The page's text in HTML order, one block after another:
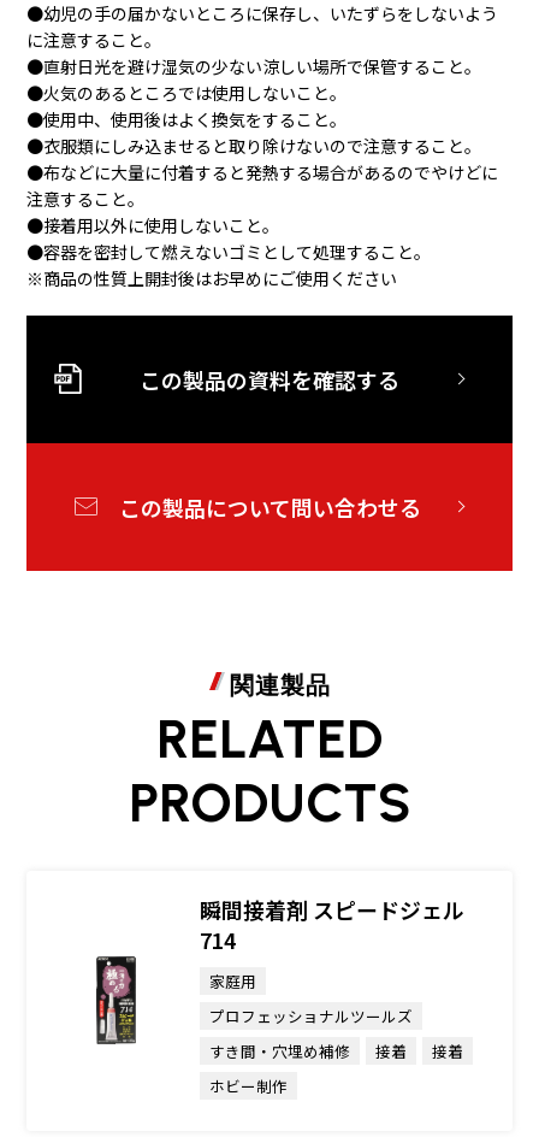
●幼児の手の届かないところに保存し、いたずらをしないよう
に注意すること。
●直射日光を避け湿気の少ない涼しい場所で保管すること。
●火気のあるところでは使用しないこと。
●使用中、使用後はよく換気をすること。
●衣服類にしみ込ませると取り除けないので注意すること。
●布などに大量に付着すると発熱する場合があるのでやけどに
注意すること。
●接着用以外に使用しないこと。
●容器を密封して燃えないゴミとして処理すること。
※商品の性質上開封後はお早めにご使用ください
この製品の資料を確認する
この製品について問い合わせる
関連製品
RELATED
PRODUCTS
瞬間接着剤 スピードジェル
714
家庭用
プロフェッショナルツールズ
すき間・穴埋め補修
接着
接着
ホビー制作